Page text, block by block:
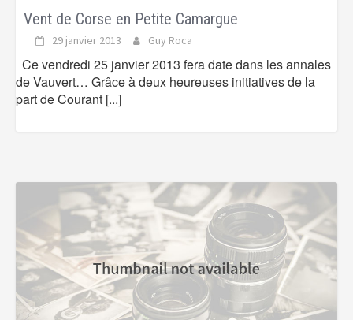
Vent de Corse en Petite Camargue
29 janvier 2013 Guy Roca
Ce vendredi 25 janvier 2013 fera date dans les annales
de Vauvert… Grâce à deux heureuses initiatives de la
part de Courant [...]